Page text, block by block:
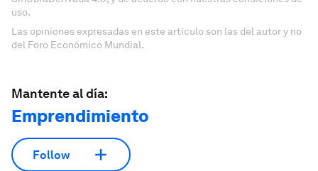
uso.
Las opiniones expresadas en este artículo son las del autor y no
del Foro Económico Mundial.
Mantente al día:
Emprendimiento
Follow